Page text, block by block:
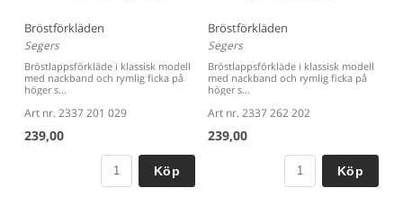
Bröstförkläden
Segers
Bröstlappsförkläde i klassisk modell
med nackband och rymlig ficka på
höger s...
Art nr. 2337 201 029
239,00
Köp
Bröstförkläden
Segers
Bröstlappsförkläde i klassisk modell
med nackband och rymlig ficka på
höger s...
Art nr. 2337 262 202
239,00
Köp